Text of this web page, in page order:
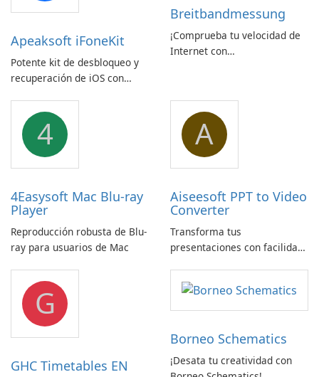
Apeaksoft iFoneKit
Potente kit de desbloqueo y
recuperación de iOS con
dispositivos
Breitbandmessung
¡Comprueba tu velocidad de
Internet con
4
4Easysoft Mac Blu-ray
Player
Reproducción robusta de Blu-
ray para usuarios de Mac
A
Aiseesoft PPT to Video
Converter
Transforma tus
presentaciones con facilidad
Convertidor de Vídeo
G
GHC Timetables EN
Borneo Schematics
¡Desata tu creatividad con